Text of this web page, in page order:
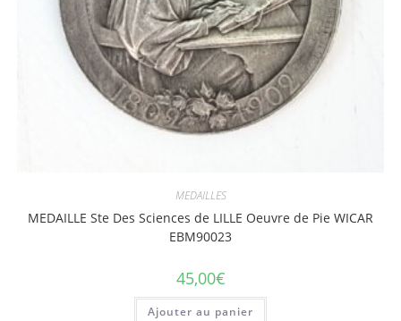
MEDAILLES
MEDAILLE Ste Des Sciences de LILLE Oeuvre de Pie WICAR
EBM90023
45,00€
Ajouter au panier